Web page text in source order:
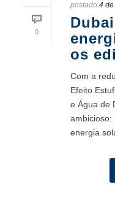
0
postado 4
os
Com a
Efeito
e Água de
ambicioso:
energia